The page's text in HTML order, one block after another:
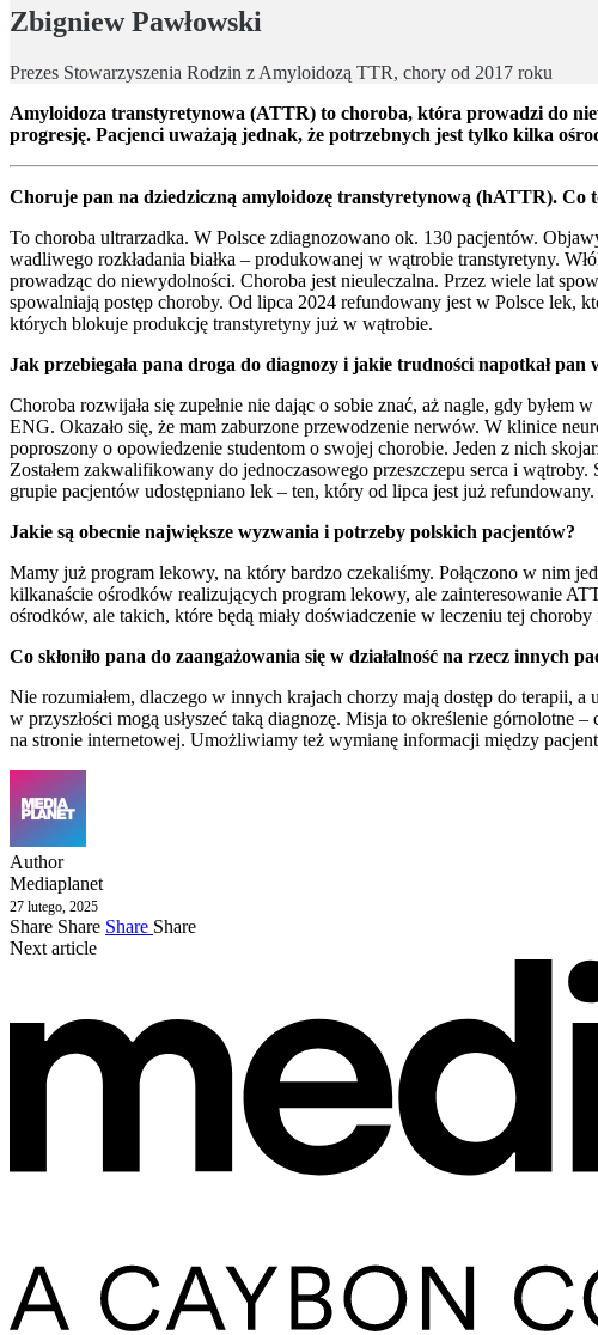
Zbigniew Pawłowski
Prezes Stowarzyszenia Rodzin z Amyloidozą TTR, chory od 2017 roku
Amyloidoza transtyretynowa (ATTR) to choroba, która prowadzi do
progresję. Pacjenci uważają jednak, że potrzebnych jest tylko kilka
Choruje pan na dziedziczną amyloidozę transtyretynową (hATTR). Co
To choroba ultrarzadka. W Polsce zdiagnozowano ok. 130 pacjentów.
wadliwego rozkładania białka – produkowanej w wątrobie transtyretyny.
prowadząc do niewydolności. Choroba jest nieuleczalna. Przez wiele lat
spowalniają postęp choroby. Od lipca 2024 refundowany jest w Polsce lek,
których blokuje produkcję transtyretyny już w wątrobie.
Jak przebiegała pana droga do diagnozy i jakie trudności napotkał
Choroba rozwijała się zupełnie nie dając o sobie znać, aż nagle, gdy
ENG. Okazało się, że mam zaburzone przewodzenie nerwów. W klinice
poproszony o opowiedzenie studentom o swojej chorobie. Jeden z nich
Zostałem zakwalifikowany do jednoczasowego przeszczepu serca i
grupie pacjentów udostępniano lek – ten, który od lipca jest już
Jakie są obecnie największe wyzwania i potrzeby polskich pacjentów?
Mamy już program lekowy, na który bardzo czekaliśmy. Połączono w nim
kilkanaście ośrodków realizujących program lekowy, ale zainteresowanie
ośrodków, ale takich, które będą miały doświadczenie w leczeniu tej
Co skłoniło pana do zaangażowania się w działalność na rzecz innych
Nie rozumiałem, dlaczego w innych krajach chorzy mają dostęp do terapii,
w przyszłości mogą usłyszeć taką diagnozę. Misja to określenie
na stronie internetowej. Umożliwiamy też wymianę informacji między
Author
Mediaplanet
27 lutego, 2025
Share Share Share Share
Next article